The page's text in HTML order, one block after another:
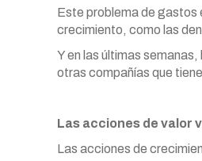
Este problema de gastos
crecimiento, como las
Y en las últimas
otras compañías que
Las acciones de valor
Las acciones de